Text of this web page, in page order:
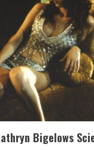
Bigelows